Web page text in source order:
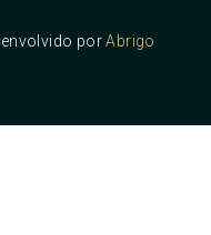
porAbrigo